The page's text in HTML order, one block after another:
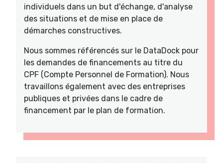
individuels dans un but d'échange, d'analyse
des situations et de mise en place de
démarches constructives.
Nous sommes référencés sur le DataDock pour
les demandes de financements au titre du
CPF (Compte Personnel de Formation). Nous
travaillons également avec des entreprises
publiques et privées dans le cadre de
financement par le plan de formation.